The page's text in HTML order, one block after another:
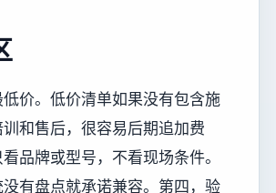
价。低价清单如果没有包含施
和售后，很容易后期追加费
品牌或型号，不看现场条件。
有盘点就承诺兼容。第四，验